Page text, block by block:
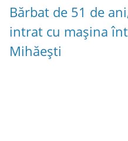
Bărbat de 51 de
intrat cu mașina
Mihăești